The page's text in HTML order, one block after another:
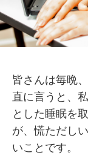
皆さんは毎晩
直に言うと、
とした睡眠を
が、慌ただし
いことです。